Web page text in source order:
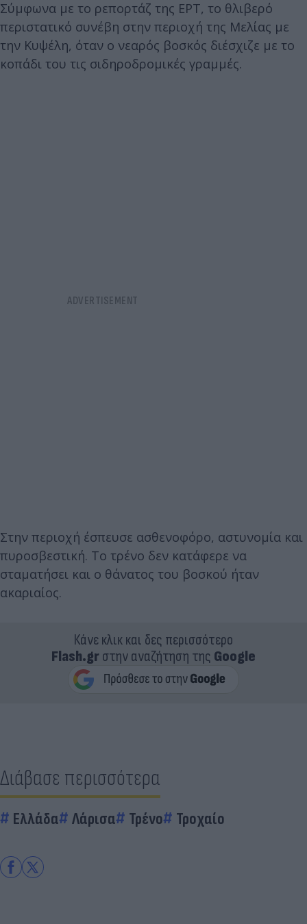
Σύμφωνα με το ρεπορτάζ της ΕΡΤ, το θλιβερό
περιστατικό συνέβη στην περιοχή της Μελίας με
την Κυψέλη, όταν ο νεαρός βοσκός διέσχιζε με το
κοπάδι του τις σιδηροδρομικές γραμμές.
Στην περιοχή έσπευσε ασθενοφόρο, αστυνομία και
πυροσβεστική. Το τρένο δεν κατάφερε να
σταματήσει και ο θάνατος του βοσκού ήταν
ακαριαίος.
Κάνε κλικ και δες περισσότερο
Flash.grστην αναζήτηση της Google
Διάβασε περισσότερα
Ελλάδα Λάρισα Τρένο Τροχαίο